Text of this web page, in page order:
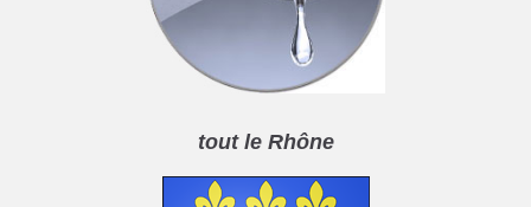
tout le Rhône